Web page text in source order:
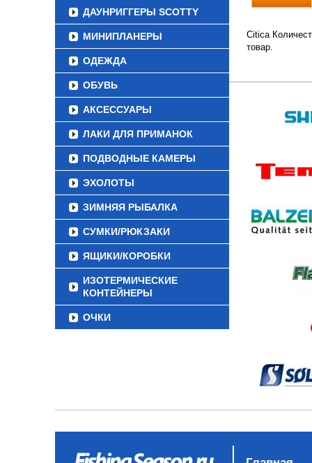
ДАУНРИГГЕРЫ SCOTTY
МИНИПЛАНЕРЫ
ОДЕЖДА
ОБУВЬ
АКСЕССУАРЫ
ЛАКИ ДЛЯ ПРИМАНОК
ПОДВОДНЫЕ КАМЕРЫ
ЭХОЛОТЫ
ЗИМНЯЯ РЫБАЛКА
СУМКИ/РЮКЗАКИ
ЯЩИКИ/КОРОБКИ
ИЗОТЕРМИЧЕСКИЕ
КОНТЕЙНЕРЫ
ОЧКИ
Citica
товар.